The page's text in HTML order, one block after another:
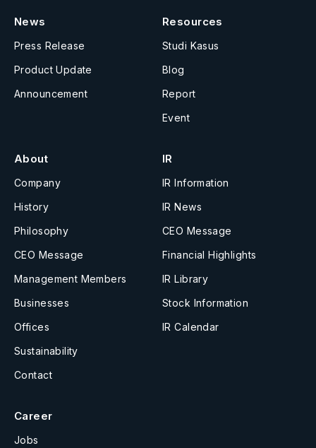
News
Press Release
Product Update
Announcement
Resources
Studi Kasus
Blog
Report
Event
About
Company
History
Philosophy
CEO Message
Management Members
Businesses
Offices
Sustainability
Contact
IR
IR Information
IR News
CEO Message
Financial Highlights
IR Library
Stock Information
IR Calendar
Career
Jobs